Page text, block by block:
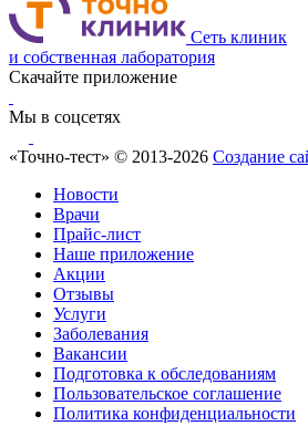
Сеть клиник
и собственная лаборатория
Скачайте приложение
Мы в соцсетях
«Точно-тест» © 2013-2026 Создание
Новости
Врачи
Прайс-лист
Наше приложение
Акции
Отзывы
Услуги
Заболевания
Вакансии
Подготовка к обследованиям
Пользовательское соглашение
Политика конфиденциальности